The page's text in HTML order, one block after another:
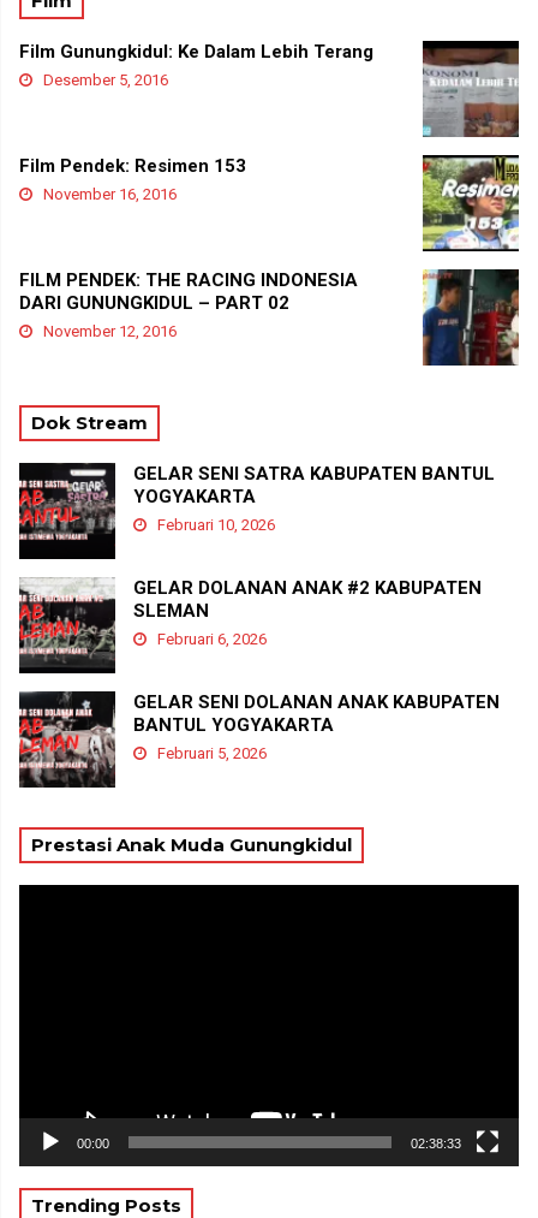
Film Gunungkidul: Ke Dalam Lebih Terang
Desember 5, 2016
Film Pendek: Resimen 153
November 16, 2016
FILM PENDEK: THE RACING INDONESIA
DARI GUNUNGKIDUL – PART 02
November 12, 2016
Dok Stream
GELAR SENI SATRA KABUPATEN BANTUL
YOGYAKARTA
Februari 10, 2026
GELAR DOLANAN ANAK #2 KABUPATEN
SLEMAN
Februari 6, 2026
GELAR SENI DOLANAN ANAK KABUPATEN
BANTUL YOGYAKARTA
Februari 5, 2026
Prestasi Anak Muda Gunungkidul
00:00 02:38:33
Trending Posts